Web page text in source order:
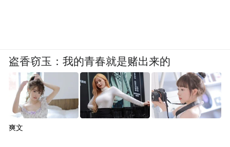
盗香窃玉：我的青春就是赌出来的
爽文